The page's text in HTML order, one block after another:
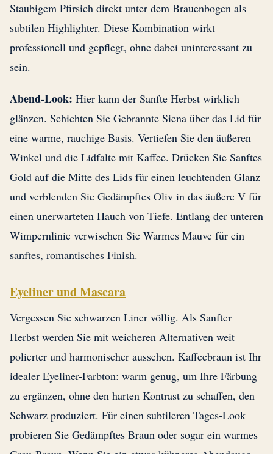
Staubigem Pfirsich direkt unter dem Brauenbogen als
subtilen Highlighter. Diese Kombination wirkt
professionell und gepflegt, ohne dabei uninteressant zu
sein.
Abend-Look: Hier kann der Sanfte Herbst wirklich
glänzen. Schichten Sie Gebrannte Siena über das Lid für
eine warme, rauchige Basis. Vertiefen Sie den äußeren
Winkel und die Lidfalte mit Kaffee. Drücken Sie Sanftes
Gold auf die Mitte des Lids für einen leuchtenden Glanz
und verblenden Sie Gedämpftes Oliv in das äußere V für
einen unerwarteten Hauch von Tiefe. Entlang der unteren
Wimpernlinie verwischen Sie Warmes Mauve für ein
sanftes, romantisches Finish.
Eyeliner und Mascara
Vergessen Sie schwarzen Liner völlig. Als Sanfter
Herbst werden Sie mit weicheren Alternativen weit
polierter und harmonischer aussehen. Kaffeebraun ist Ihr
idealer Eyeliner-Farbton: warm genug, um Ihre Färbung
zu ergänzen, ohne den harten Kontrast zu schaffen, den
Schwarz produziert. Für einen subtileren Tages-Look
probieren Sie Gedämpftes Braun oder sogar ein warmes